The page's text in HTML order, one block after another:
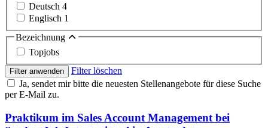
Deutsch 4
Englisch 1
Bezeichnung
Topjobs
Filter anwenden
Filter löschen
Ja, sendet mir bitte die neuesten Stellenangebote für diese Suche
per E-Mail zu.
Praktikum im Sales Account Management bei